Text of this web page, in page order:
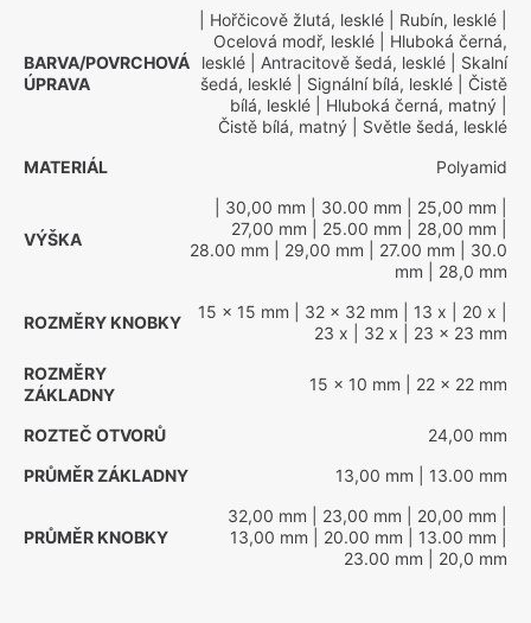
BARVA/POVRCHOVÁ
ÚPRAVA
| Hořčicově žlutá, lesklé | Rubín, lesklé
Ocelová modř, lesklé | Hluboká černá,
lesklé | Antracitově šedá, lesklé | Skalní
šedá, lesklé | Signální bílá, lesklé | Čistě
bílá, lesklé | Hluboká černá, matný
Čistě bílá, matný | Světle šedá, lesklé
MATERIÁL
Polyamid
VÝŠKA
| 30,00 mm | 30.00 mm | 25,00 mm
27,00 mm | 25.00 mm | 28,00 mm
28.00 mm | 29,00 mm | 27.00 mm | 30.0
mm | 28,0 mm
ROZMĚRY KNOBKY
15 x 15 mm | 32 x 32 mm | 13 x | 20 x
23 x | 32 x | 23 x 23 mm
ROZMĚRY
ZÁKLADNY
15 x 10 mm | 22 x 22 mm
ROZTEČ OTVORŮ
24,00 mm
PRŮMĚR ZÁKLADNY
13,00 mm | 13.00 mm
PRŮMĚR KNOBKY
32,00 mm | 23,00 mm | 20,00 mm
13,00 mm | 20.00 mm | 13.00 mm
23.00 mm | 20,0 mm